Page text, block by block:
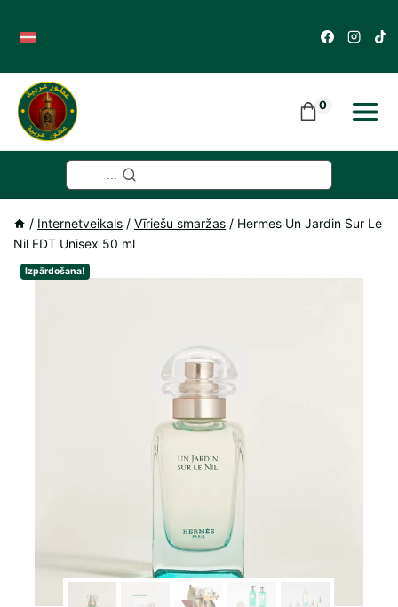
content
0
/ Internetveikals / Vīriešu smaržas / Hermes Un Jardin Sur Le
Nil EDT Unisex 50 ml
Izpārdošana!